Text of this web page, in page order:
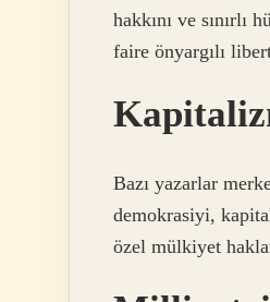
hakkını ve sınırlı
faire önyargılı
Bazı yazarlar
demokrasiyi,
özel mülkiyet